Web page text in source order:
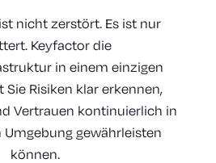
nicht zerstört. Es ist nur
Keyfactor die
in einem einzigen
Risiken klar erkennen,
Vertrauen kontinuierlich in
Umgebung gewährleisten
können.